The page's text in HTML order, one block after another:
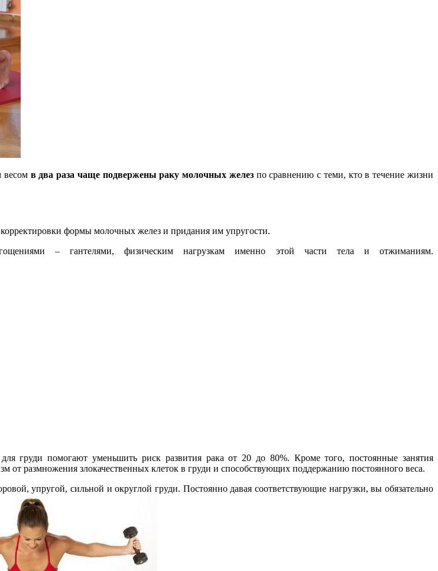
весом в два раза чаще подвержены раку молочных железпо сравнению с теми, кто в течение жизни
формы молочных желез и придания им упругости.
– гантелями, физическим нагрузкам именно этой части тела и отжиманиям.
груди помогают уменьшить риск развития рака от 20 до 80%. Кроме того, постоянные занятия
размножения злокачественных клеток в груди и способствующих поддержанию постоянного веса.
упругой, сильной и округлой груди. Постоянно давая соответствующие нагрузки, вы обязательно